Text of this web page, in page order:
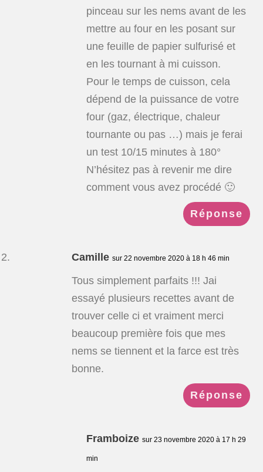
pinceau sur les nems avant de les
mettre au four en les posant sur
une feuille de papier sulfurisé et
en les tournant à mi cuisson.
Pour le temps de cuisson, cela
dépend de la puissance de votre
four (gaz, électrique, chaleur
tournante ou pas …) mais je ferai
un test 10/15 minutes à 180°
N’hésitez pas à revenir me dire
comment vous avez procédé 🙂
Réponse
Camille sur 22 novembre 2020 à 18 h 46 min
Tous simplement parfaits !!! Jai
essayé plusieurs recettes avant de
trouver celle ci et vraiment merci
beaucoup première fois que mes
nems se tiennent et la farce est très
bonne.
Réponse
Framboize sur 23 novembre 2020 à 17 h 29
min